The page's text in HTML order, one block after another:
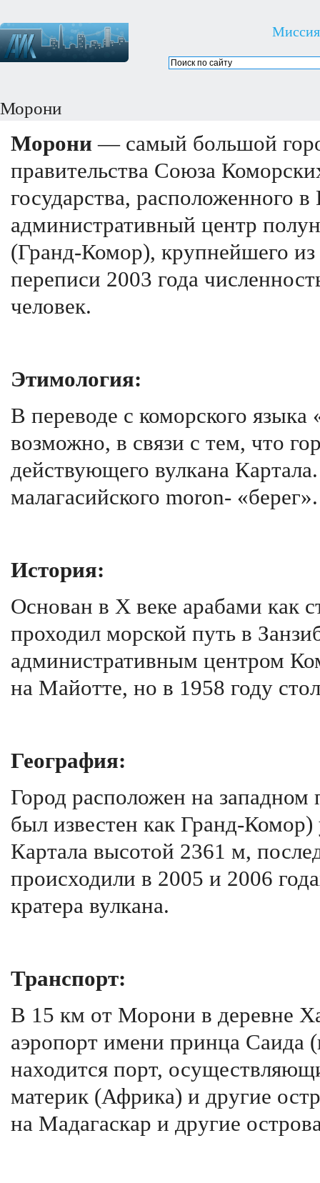
Миссия
Морони
Морони — самый большой
правительства Союза
государства,
административный центр
(Гранд-Комор), крупнейшего
переписи 2003 года
человек.
Этимология:
В переводе с коморского
возможно, в связи с тем, что
действующего вулкана
малагасийского moron- «берег».
История:
Основан в X веке арабами как
проходил морской путь в
административным центром
на Майотте, но в 1958 году
География:
Город расположен на западном
был известен как Гранд-
Картала высотой 2361 м,
происходили в 2005 и 2006
кратера вулкана.
Транспорт:
В 15 км от Морони в деревне
аэропорт имени принца Саида
находится порт,
материк (Африка) и другие
на Мадагаскар и другие